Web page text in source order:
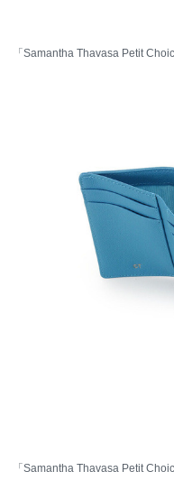
「Samantha Thavasa Petit
「Samantha Thavasa Petit